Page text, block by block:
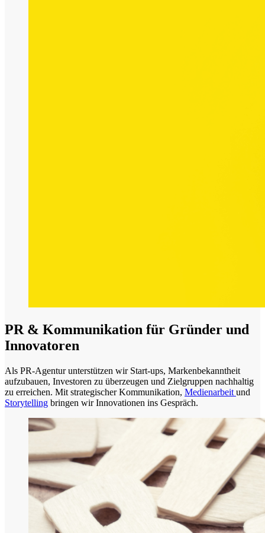
PR & Kommunikation für Gründer und
Innovatoren
Als PR-Agentur unterstützen wir Start-ups, Markenbekanntheit
aufzubauen, Investoren zu überzeugen und Zielgruppen nachhaltig
zu erreichen. Mit strategischer Kommunikation, Medienarbeit und
Storytelling bringen wir Innovationen ins Gespräch.